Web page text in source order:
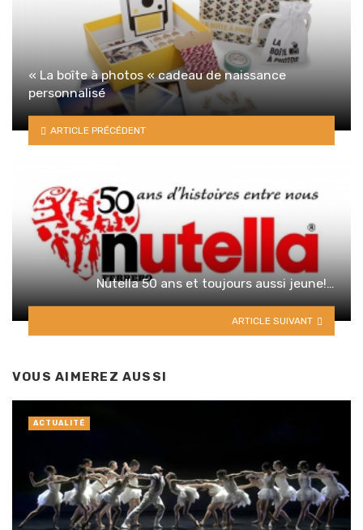
« La boîte à photos « cadeau de naissance
personnalisé
ARTICLE PRÉCÉDENT
Nutella 50 ans et toujours aussi jeune!…
ARTICLE SUIVANT
VOUS AIMEREZ AUSSI
ACTUALITÉ